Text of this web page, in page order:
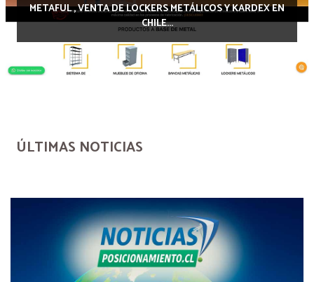
METAFUL , VENTA DE LOCKERS METÁLICOS Y KARDEX EN
CHILE...
ÚLTIMAS NOTICIAS